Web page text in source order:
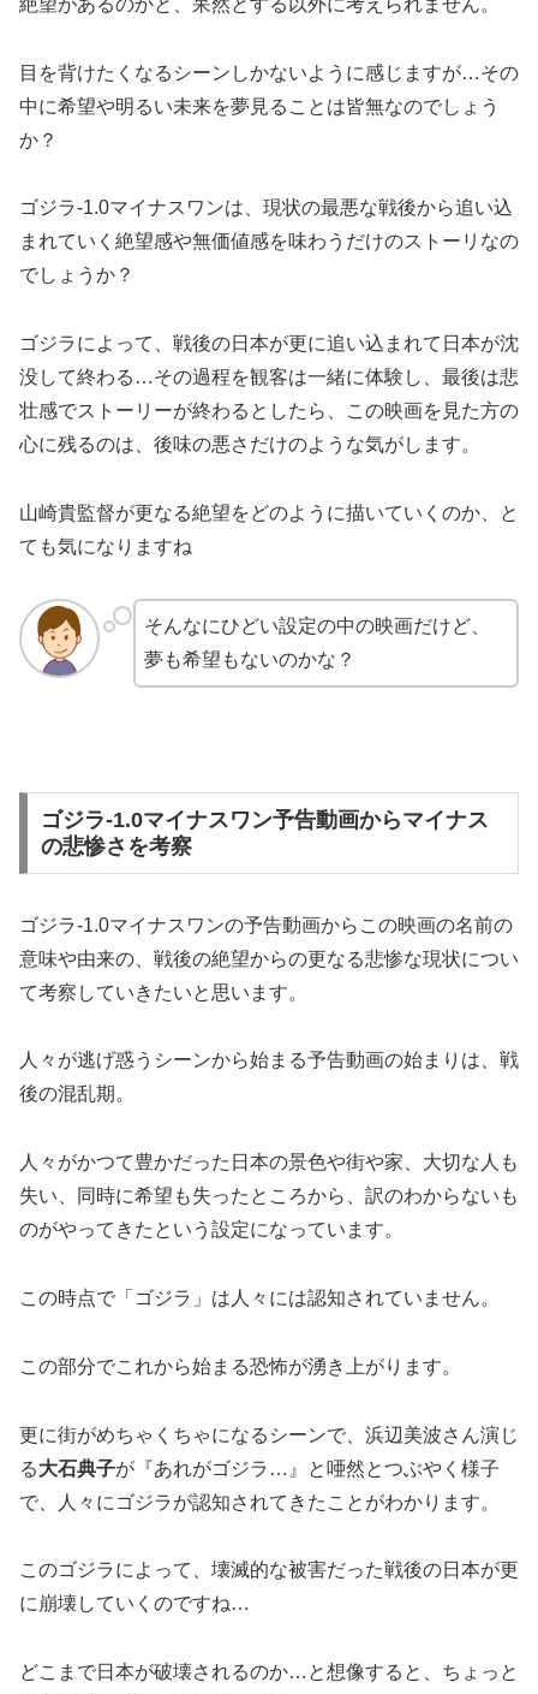
目を背けたくなるシーンしかないように感じますが…その
中に希望や明るい未来を夢見ることは皆無なのでしょう
か？
ゴジラ-1.0マイナスワンは、現状の最悪な戦後から追い込
まれていく絶望感や無価値感を味わうだけのストーリなの
でしょうか？
ゴジラによって、戦後の日本が更に追い込まれて日本が沈
没して終わる…その過程を観客は一緒に体験し、最後は悲
壮感でストーリーが終わるとしたら、この映画を見た方の
心に残るのは、後味の悪さだけのような気がします。
山崎貴監督が更なる絶望をどのように描いていくのか、と
ても気になりますね
そんなにひどい設定の中の映画だけど、
夢も希望もないのかな？
ゴジラ-1.0マイナスワン予告動画からマイナス
の悲惨さを考察
ゴジラ-1.0マイナスワンの予告動画からこの映画の名前の
意味や由来の、戦後の絶望からの更なる悲惨な現状につい
て考察していきたいと思います。
人々が逃げ惑うシーンから始まる予告動画の始まりは、戦
後の混乱期。
人々がかつて豊かだった日本の景色や街や家、大切な人も
失い、同時に希望も失ったところから、訳のわからないも
のがやってきたという設定になっています。
この時点で「ゴジラ」は人々には認知されていません。
この部分でこれから始まる恐怖が湧き上がります。
更に街がめちゃくちゃになるシーンで、浜辺美波さん演じ
る大石典子が『あれがゴジラ…』と唖然とつぶやく様子
で、人々にゴジラが認知されてきたことがわかります。
このゴジラによって、壊滅的な被害だった戦後の日本が更
に崩壊していくのですね…
どこまで日本が破壊されるのか…と想像すると、ちょっと